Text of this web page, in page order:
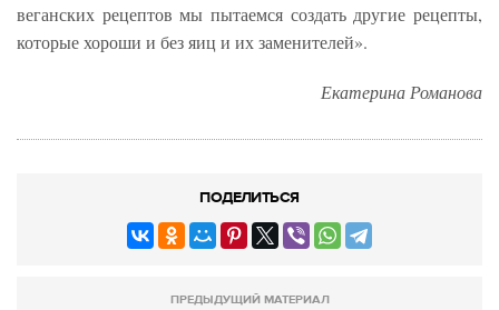
веганских рецептов мы пытаемся создать другие рецепты,
которые хороши и без яиц и их заменителей».
Екатерина Романова
ПОДЕЛИТЬСЯ
ПРЕДЫДУЩИЙ МАТЕРИАЛ